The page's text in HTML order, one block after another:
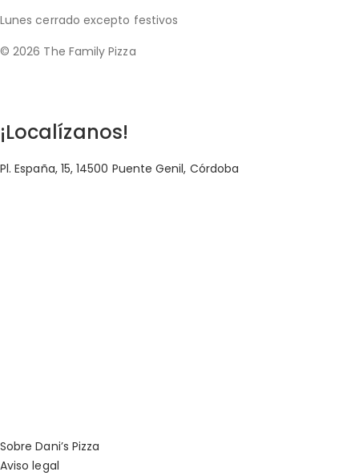
Lunes cerrado excepto festivos
© 2026 The Family Pizza
¡Localízanos!
Pl. España, 15, 14500 Puente Genil, Córdoba
Sobre Dani’s Pizza
Aviso legal